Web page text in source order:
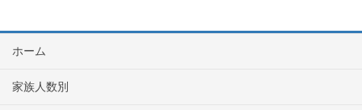
ホーム
家族人数別